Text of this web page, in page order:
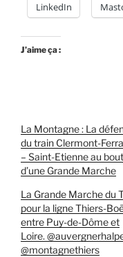
LinkedIn
J’aime ça :
La Montagne : La
du train Clermont-
– Saint-Etienne au bout
d’une Grande Marche
La Grande Marche du
pour la ligne Thiers-
entre Puy-de-Dôme et
Loire.
@montagnethiers